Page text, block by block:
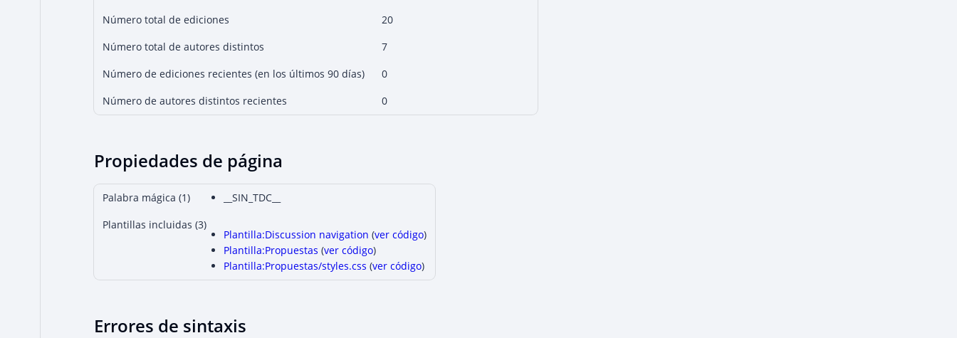
Número total de ediciones
20
Número total de autores distintos
7
Número de ediciones recientes (en los últimos 90 días)
0
Número de autores distintos recientes
0
Propiedades de página
Palabra mágica (1)
__SIN_TDC__
Plantillas incluidas (3)
Plantilla:Discussion navigation (ver código)
Plantilla:Propuestas (ver código)
Plantilla:Propuestas/styles.css (ver código)
Errores de sintaxis